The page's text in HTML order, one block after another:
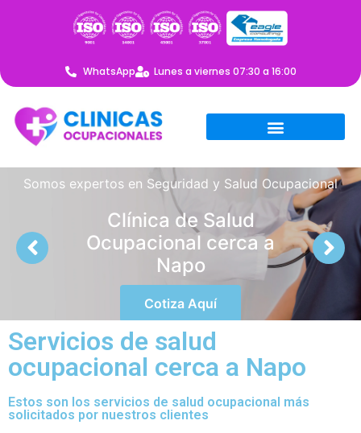
WhatsApp Lunes a viernes 07:30 a 16:00
Somos expertos en Seguridad y Salud Ocupacional
Clínica de Salud
Ocupacional cerca a
Napo
Cotiza Aquí
Servicios de salud
ocupacional cerca a Napo
Estos son los servicios de salud ocupacional más
solicitados por nuestros clientes